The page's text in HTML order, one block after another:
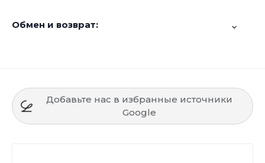
Обмен и возврат:
Добавьте нас в избранные источники
Google